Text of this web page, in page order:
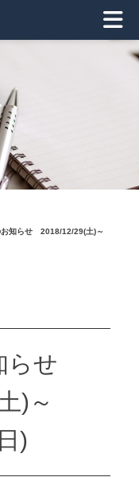
お知らせ 2018/12/29(土)～
らせ
)～
)